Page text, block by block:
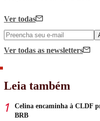
Ver todas
Ver todas as newsletters
Leia também
Celina encaminha à CLDF
BRB